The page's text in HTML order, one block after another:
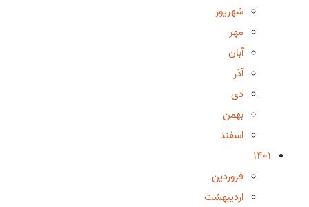
شهریور
مهر
آبان
آذر
دی
بهمن
اسفند
1401
فروردین
اردیبهشت